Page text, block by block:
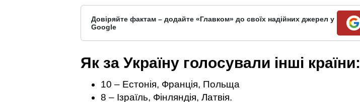
Довіряйте фактам – додайте «Главком» до своїх надійних джерел у
Google
Як за Україну голосували інші країни:
10 – Естонія, Франція, Польща
8 – Ізраїль, Фінляндія, Латвія.